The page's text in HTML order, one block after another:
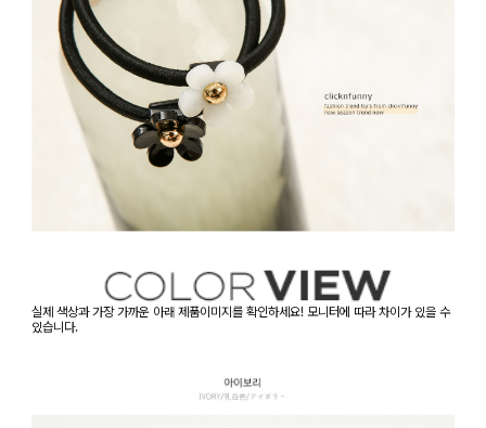
실제 색상과 가장 가까운 아래 제품이미지를 확인하세요! 모니터에 따라 차이가 있을 수
있습니다.